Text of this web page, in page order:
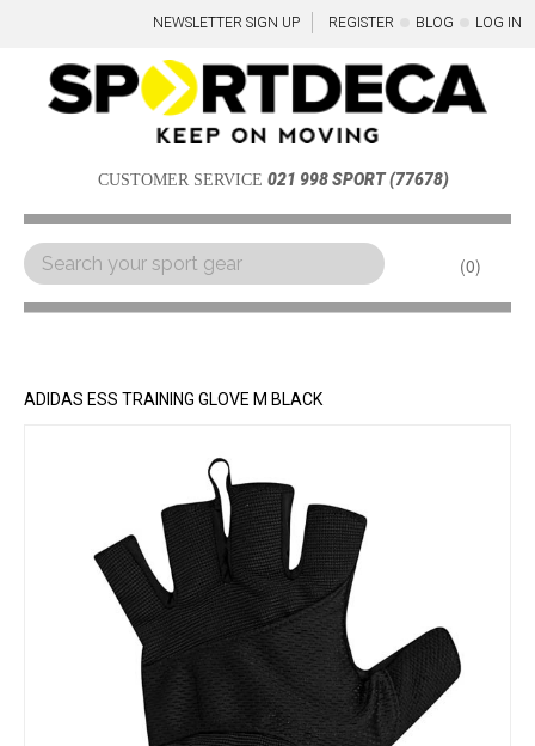
NEWSLETTER SIGN UP REGISTER BLOG LOG IN
CUSTOMER SERVICE 021 998 SPORT (77678)
0
Menu
ADIDAS ESS TRAINING GLOVE M BLACK